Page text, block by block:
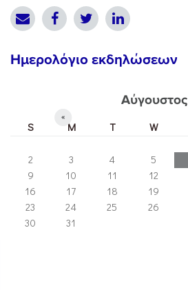
Ημερολόγιο εκδηλώσεων
Αύγουστος
«
S M T W
2
3 4 5
9
10 11 12
16
17 18 19
23
24 25 26
30
31